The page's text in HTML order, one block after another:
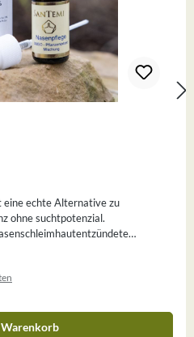
von 3.67 von 5 Sternen
eine echte Alternative zu
ohne suchtpotenzial.
Schnupfen Im Set
Eur. 10% mit 1,2 %
DMSO-
Warenkorb